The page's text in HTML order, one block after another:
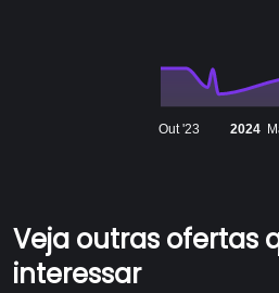
Out '23 2024
Veja outras ofertas
interessar